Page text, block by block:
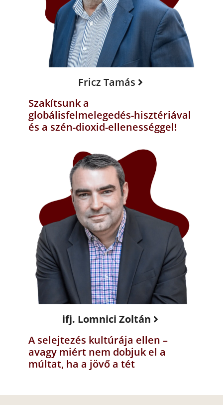
Fricz Tamás
Szakítsunk a
globálisfelmelegedés-hisztériával
és a szén-dioxid-ellenességgel!
ifj. Lomnici Zoltán
A selejtezés kultúrája ellen –
avagy miért nem dobjuk el a
múltat, ha a jövő a tét